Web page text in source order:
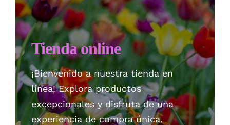
Politica de privacidad
Tienda online
¡Bienvenido a nuestra tienda en
línea! Explora productos
excepcionales y disfruta de una
experiencia de compra única.